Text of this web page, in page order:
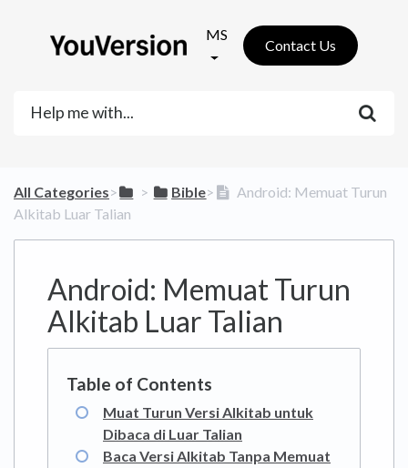
MS
Contact Us
All Categories​>​ ​ > ​ ​Bible​>​
Android: Memuat Turun
Alkitab Luar Talian
Android: Memuat Turun
Alkitab Luar Talian
Muat Turun Versi Alkitab untuk
Dibaca di Luar Talian
Baca Versi Alkitab Tanpa Memuat